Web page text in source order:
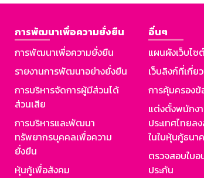
การพัฒนาเพื่อความยั่งยืน
การพัฒนาเพื่อความยั่งยืน
รายงานการพัฒนาอย่างยั่งยืน
การบริหารจัดการผู้มีส่วนได้
ส่วนเสีย
การบริหารและพัฒนา
ทรัพยากรบุคคลเพื่อความ
ยั่งยืน
หุ้นกู้เพื่อสังคม
อื่นๆ
แผนผังเว็บไซ
เว็บลิงก์ที่เกี่ย
การคุ้มครอง
แต่งตั้งพนักง
ประเทศไทยล
ในใบหุ้นกู้ธนา
ตรวจสอบใบ
ประกัน